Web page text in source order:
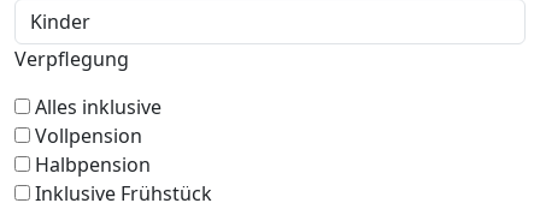
Verpflegung
Alles inklusive
Vollpension
Halbpension
Inklusive Frühstück